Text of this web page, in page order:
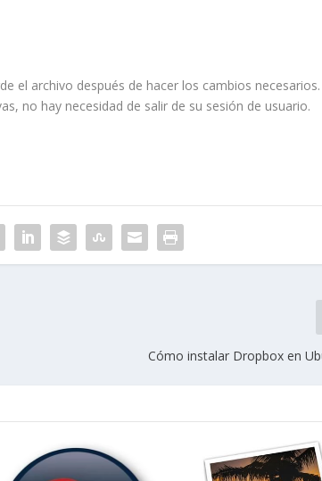
el archivo después de hacer los cambios necesarios.
no hay necesidad de salir de su sesión de usuario.
Cómo instalar Dropbox en